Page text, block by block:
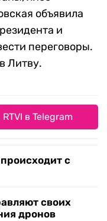
объявила
и
переговоры.
Литву.
в Telegram
с
своих
дронов